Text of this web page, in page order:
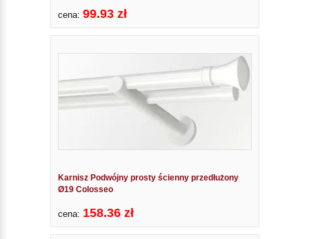
cena: 99.93 zł
Karnisz Podwójny prosty ścienny przedłużony
Ø19 Colosseo
cena: 158.36 zł